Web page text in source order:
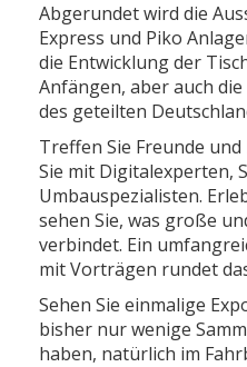
Abgerundet wird die
Express und Piko
die Entwicklung der
Anfängen, aber auch
des geteilten
Treffen Sie Freunde
Sie mit Digitalexperten,
Umbauspezialisten.
sehen Sie, was große
verbindet. Ein
mit Vorträgen rundet
Sehen Sie einmalige
bisher nur wenige
haben, natürlich im